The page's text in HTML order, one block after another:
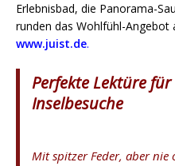
Erlebnisbad, die Panorama-
runden das Wohlfühl-
www.juist.de.
Perfekte Lektüre
Inselbesuche
Mit spitzer Feder, aber nie